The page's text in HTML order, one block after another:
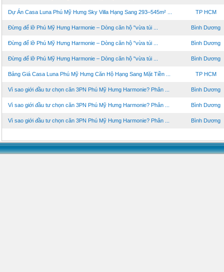
Dự Án Casa Luna Phú Mỹ Hưng Sky Villa Hạng Sang 293–545m² ... TP HCM
Đừng để lỡ Phú Mỹ Hưng Harmonie – Dòng căn hộ "vừa túi ... Bình Dương
Đừng để lỡ Phú Mỹ Hưng Harmonie – Dòng căn hộ "vừa túi ... Bình Dương
Đừng để lỡ Phú Mỹ Hưng Harmonie – Dòng căn hộ "vừa túi ... Bình Dương
Bảng Giá Casa Luna Phú Mỹ Hưng Căn Hộ Hạng Sang Mặt Tiền ... TP HCM
Vì sao giới đầu tư chọn căn 3PN Phú Mỹ Hưng Harmonie? Phân ... Bình Dương
Vì sao giới đầu tư chọn căn 3PN Phú Mỹ Hưng Harmonie? Phân ... Bình Dương
Vì sao giới đầu tư chọn căn 3PN Phú Mỹ Hưng Harmonie? Phân ... Bình Dương